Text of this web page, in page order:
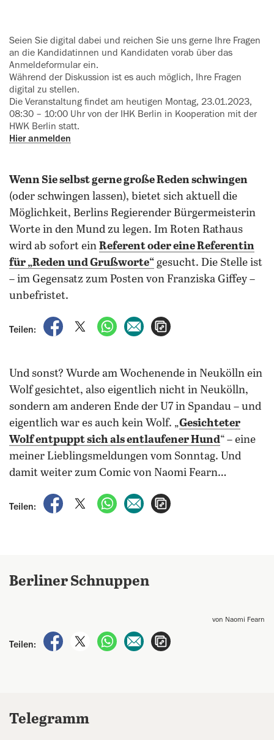
Seien Sie digital dabei und reichen Sie uns gerne Ihre Fragen
an die Kandidatinnen und Kandidaten vorab über das
Anmeldeformular ein.
Während der Diskussion ist es auch möglich, Ihre Fragen
digital zu stellen.
Die Veranstaltung findet am heutigen Montag, 23.01.2023,
08:30 – 10:00 Uhr von der IHK Berlin in Kooperation mit der
HWK Berlin statt.
Hier anmelden
Wenn Sie selbst gerne große Reden schwingen
(oder schwingen lassen), bietet sich aktuell die
Möglichkeit, Berlins Regierender Bürgermeisterin
Worte in den Mund zu legen. Im Roten Rathaus
wird ab sofort ein Referent oder eine Referentin
für „Reden und Grußworte“ gesucht. Die Stelle ist
– im Gegensatz zum Posten von Franziska Giffey –
unbefristet.
Teilen:
auf Facebook teilen
auf X teilenper WhatsApp teilen
per E-Mail teilen
Und sonst? Wurde am Wochenende in Neukölln ein
Wolf gesichtet, also eigentlich nicht in Neukölln,
sondern am anderen Ende der U7 in Spandau – und
eigentlich war es auch kein Wolf. „Gesichteter
Wolf entpuppt sich als entlaufener Hund“ – eine
meiner Lieblingsmeldungen vom Sonntag. Und
damit weiter zum Comic von Naomi Fearn…
Teilen:
auf Facebook teilen
auf X teilenper WhatsApp teilen
per E-Mail teilen
Berliner Schnuppen
von Naomi Fearn
Teilen:
auf Facebook teilen
auf X teilenper WhatsApp teilen
per E-Mail teilen
Telegramm